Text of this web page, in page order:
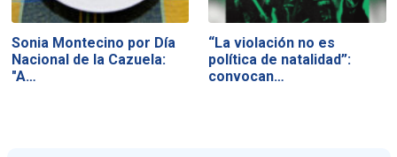
Sonia Montecino por Día
Nacional de la Cazuela:
"A…
“La violación no es
política de natalidad”:
convocan…